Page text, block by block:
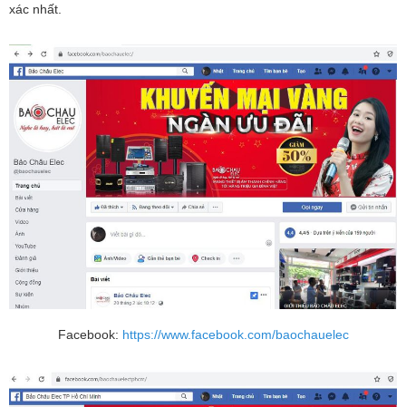
xác nhất.
Facebook: https://www.facebook.com/baochauelec